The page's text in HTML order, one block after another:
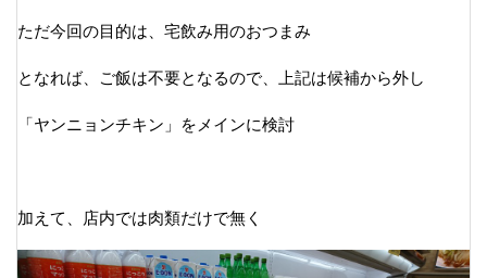
ただ今回の目的は、宅飲み用のおつまみ
となれば、ご飯は不要となるので、上記は候補から外し
「ヤンニョンチキン」をメインに検討
加えて、店内では肉類だけで無く